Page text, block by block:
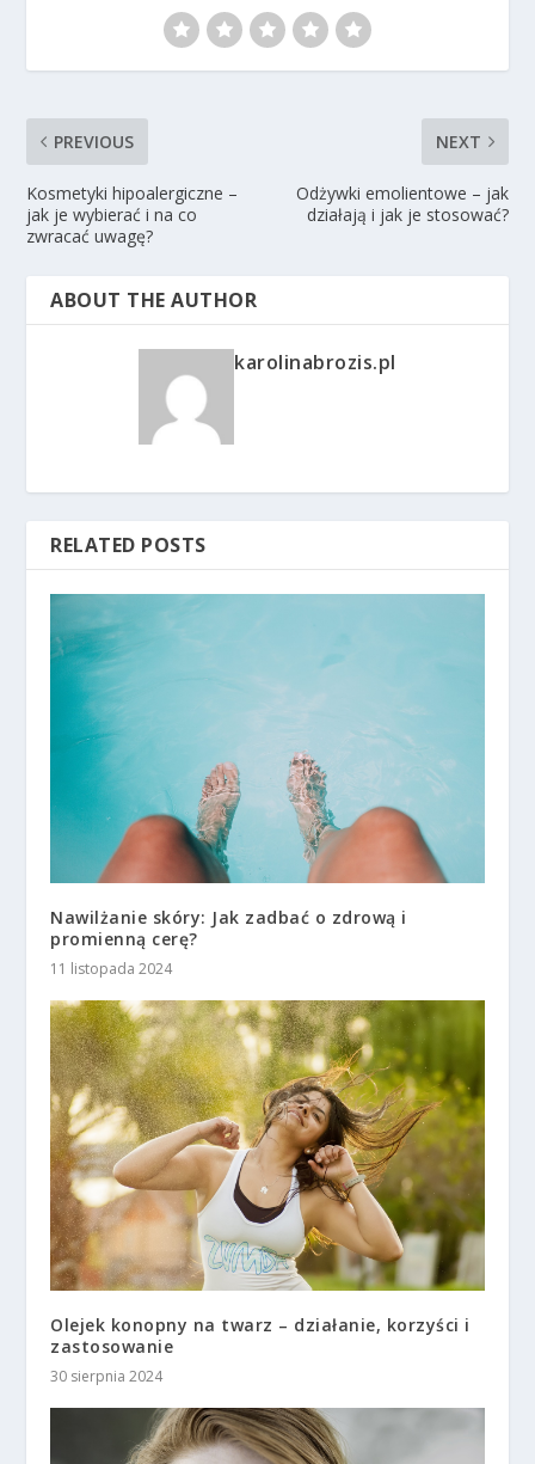
PREVIOUS
Kosmetyki hipoalergiczne –
jak je wybierać i na co
zwracać uwagę?
NEXT
Odżywki emolientowe – jak
działają i jak je stosować?
ABOUT THE AUTHOR
karolinabrozis.pl
RELATED POSTS
Nawilżanie skóry: Jak zadbać o zdrową i
promienną cerę?
11 listopada 2024
Olejek konopny na twarz – działanie, korzyści i
zastosowanie
30 sierpnia 2024